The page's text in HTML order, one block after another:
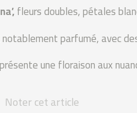
fleurs doubles, pétales
notablement parfumé, avec
une floraison aux
Noter cet article